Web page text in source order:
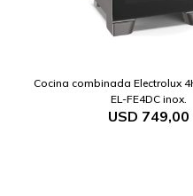
Cocina combinada Electrolux
EL-FE4DC inox.
USD 749,00